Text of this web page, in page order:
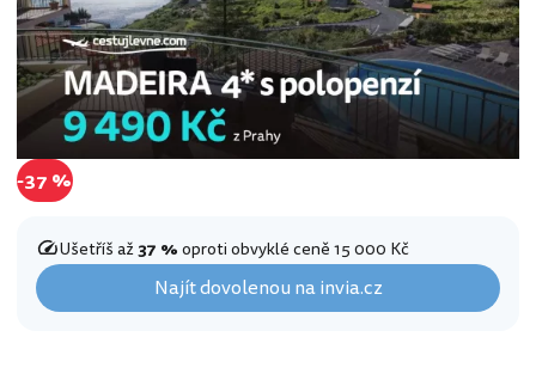
-37 %
Ušetříš až37 %oproti obvyklé ceně 15 000 Kč
Najít dovolenou na invia.cz